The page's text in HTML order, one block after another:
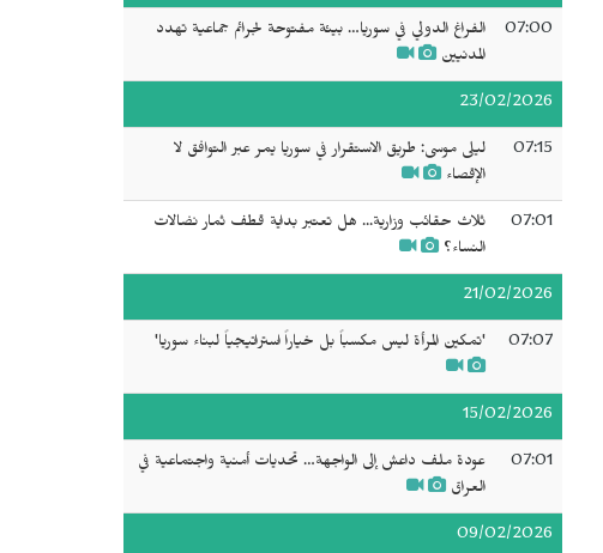
07:00
الفراغ الدولي في سوريا… بيئة مفتوحة لجرائم جماعية تهدد
المدنيين
23/02/2026
07:15
ليلى موسى: طريق الاستقرار في سوريا يمر عبر التوافق لا
الإقصاء
07:01
ثلاث حقائب وزارية... هل تعتبر بداية قطف ثمار نضالات
النساء؟
21/02/2026
07:07 'تمكين المرأة ليس مكسباً بل خياراً استراتيجياً لبناء سوريا'
15/02/2026
07:01
عودة ملف داعش إلى الواجهة… تحديات أمنية واجتماعية في
العراق
09/02/2026